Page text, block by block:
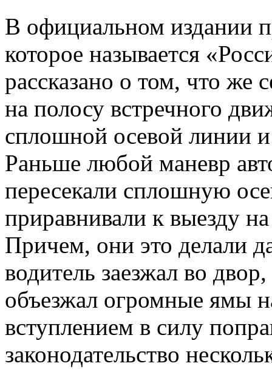
В официальном издании
которое называется
рассказано о том, что же
на полосу встречного
сплошной осевой линии
Раньше любой маневр
пересекали сплошную
приравнивали к выезду
Причем, они это делали
водитель заезжал во
объезжал огромные ямы
вступлением в силу
законодательство